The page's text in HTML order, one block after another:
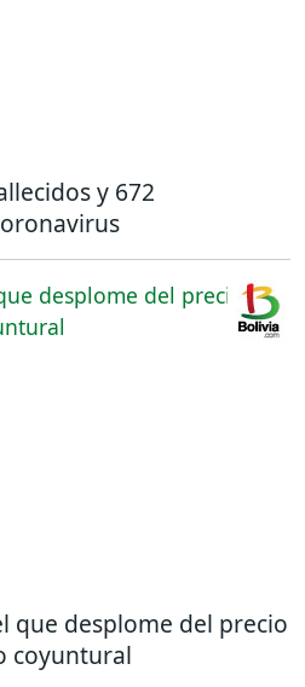
y 672
que desplome del precio
coyuntural